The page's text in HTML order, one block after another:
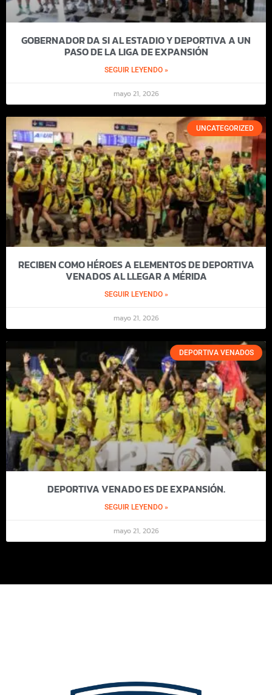
GOBERNADOR DA SI AL ESTADIO Y DEPORTIVA A UN
PASO DE LA LIGA DE EXPANSIÓN
SEGUIR LEYENDO »
mayo 21, 2026
UNCATEGORIZED
RECIBEN COMO HÉROES A ELEMENTOS DE DEPORTIVA
VENADOS AL LLEGAR A MÉRIDA
SEGUIR LEYENDO »
mayo 21, 2026
DEPORTIVA VENADOS
DEPORTIVA VENADO ES DE EXPANSIÓN.
SEGUIR LEYENDO »
mayo 21, 2026